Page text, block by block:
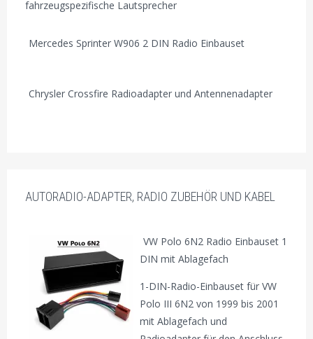
fahrzeugspezifische Lautsprecher
Mercedes Sprinter W906 2 DIN Radio Einbauset
Chrysler Crossfire Radioadapter und Antennenadapter
AUTORADIO-ADAPTER, RADIO ZUBEHÖR UND KABEL
VW Polo 6N2 Radio Einbauset 1
DIN mit Ablagefach
1-DIN-Radio-Einbauset für VW
Polo III 6N2 von 1999 bis 2001
mit Ablagefach und